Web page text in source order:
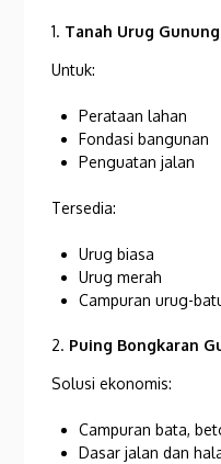
1. Tanah Urug
Untuk:
Perataan lahan
Fondasi bangunan
Penguatan jalan
Tersedia:
Urug biasa
Urug merah
Campuran urug-
2. Puing Bongkaran
Solusi ekonomis:
Campuran bata,
Dasar jalan dan